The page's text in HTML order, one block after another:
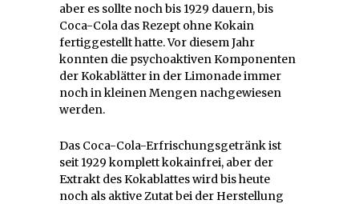
aber es sollte noch bis 1929 dauern, bis
Coca-Cola das Rezept ohne Kokain
fertiggestellt hatte. Vor diesem Jahr
konnten die psychoaktiven Komponenten
der Kokablätter in der Limonade immer
noch in kleinen Mengen nachgewiesen
werden.
Das Coca-Cola-Erfrischungsgetränk ist
seit 1929 komplett kokainfrei, aber der
Extrakt des Kokablattes wird bis heute
noch als aktive Zutat bei der Herstellung